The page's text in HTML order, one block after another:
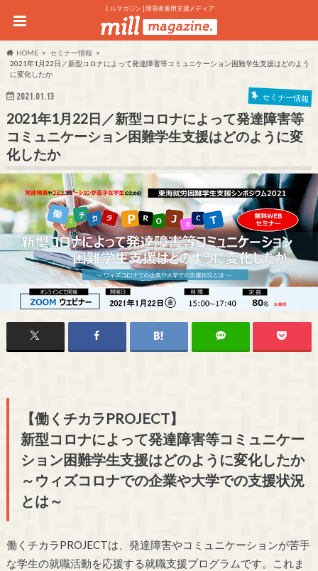
ミルマガジン | 障害者雇用支援メディア
HOME
セミナー情報
2021年1月22日／新型コロナによって発達障害等コミュニケーション困難学生支援はどのよう
に変化したか
2021.01.13 セミナー情報
2021年1月22日／新型コロナによって発達障害等
コミュニケーション困難学生支援はどのように変
化したか
【働くチカラPROJECT】
新型コロナによって発達障害等コミュニケー
ション困難学生支援はどのように変化したか
～ウィズコロナでの企業や大学での支援状況
とは～
働くチカラPROJECTは、発達障害やコミュニケーションが苦手
な学生の就職活動を応援する就職支援プログラムです。これま